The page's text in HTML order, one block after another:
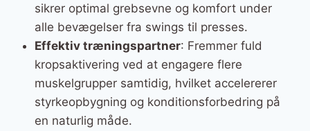
sikrer optimal grebsevne og komfort under
alle bevægelser fra swings til presses.
Effektiv træningspartner: Fremmer fuld
kropsaktivering ved at engagere flere
muskelgrupper samtidig, hvilket accelererer
styrkeopbygning og konditionsforbedring på
en naturlig måde.